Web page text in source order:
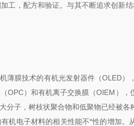
工，配方和验证。与其不断追求创新
薄膜技术的有机光发射器件（OLED）
OPC）和有机离子交换膜（OIEM ），
分子，树枝状聚合物和低聚物已经被
机电子材料的相关性能不*性的增加。